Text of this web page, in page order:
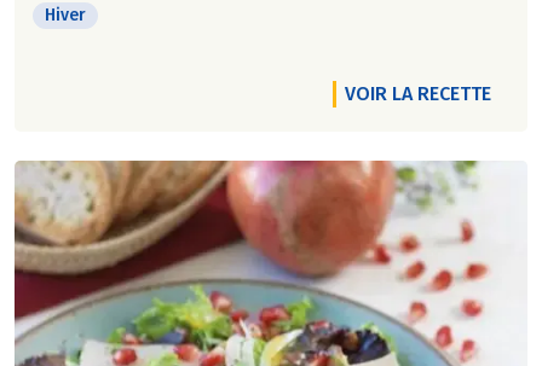
Hiver
VOIR LA RECETTE